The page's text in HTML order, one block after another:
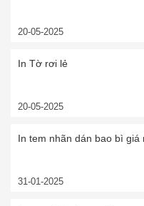
20-05-2025
In Tờ rơi lẻ
20-05-2025
In tem nhãn dán bao bì giá
31-01-2025